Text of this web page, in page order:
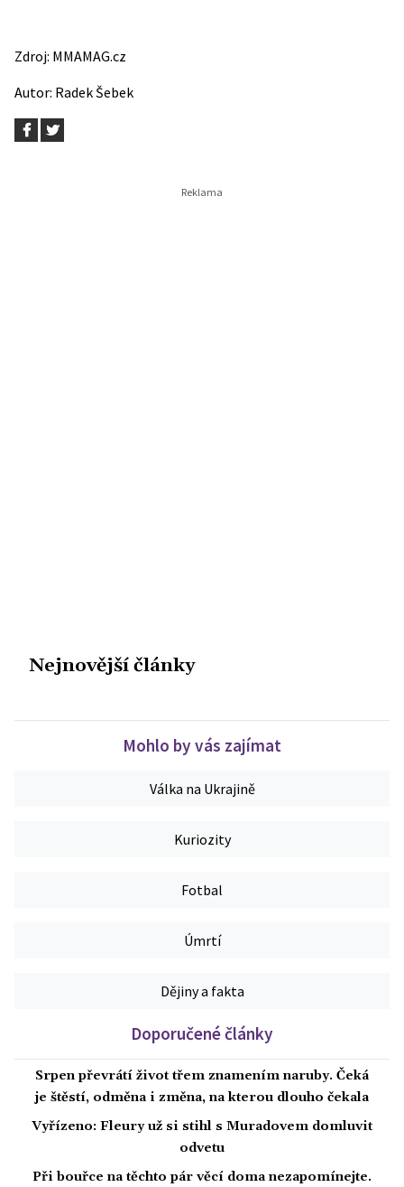
Zdroj: MMAMAG.cz
Autor: Radek Šebek
Nejnovější články
Mohlo by vás zajímat
Válka na Ukrajině
Kuriozity
Fotbal
Úmrtí
Dějiny a fakta
Doporučené články
Srpen převrátí život třem znamením naruby. Čeká
je štěstí, odměna i změna, na kterou dlouho čekala
Vyřízeno: Fleury už si stihl s Muradovem domluvit
odvetu
Při bouřce na těchto pár věcí doma nezapomínejte.